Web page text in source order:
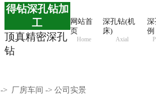
得钻深孔钻加
工
顶真精密深孔
钻
网站首
页
Home
深孔钻(机
床)
Axial
深
例
-> 厂房车间 -> 公司实景